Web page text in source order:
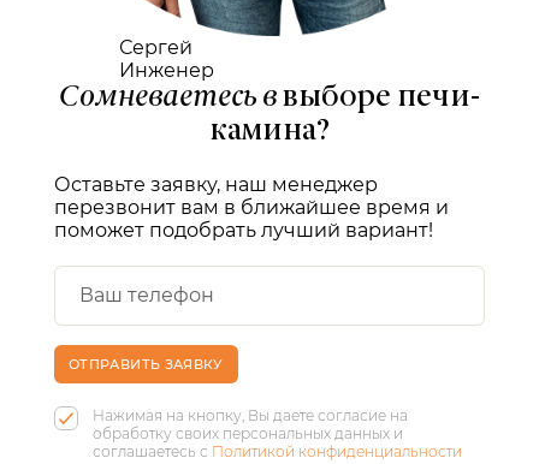
Сергей
Инженер
Сомневаетесь в выборе печи-
камина?
Оставьте заявку, наш менеджер
перезвонит вам в ближайшее время и
поможет подобрать лучший вариант!
ОТПРАВИТЬ ЗАЯВКУ
Нажимая на кнопку, Вы даете согласие на
обработку своих персональных данных и
соглашаетесь с Политикой конфиденциальности